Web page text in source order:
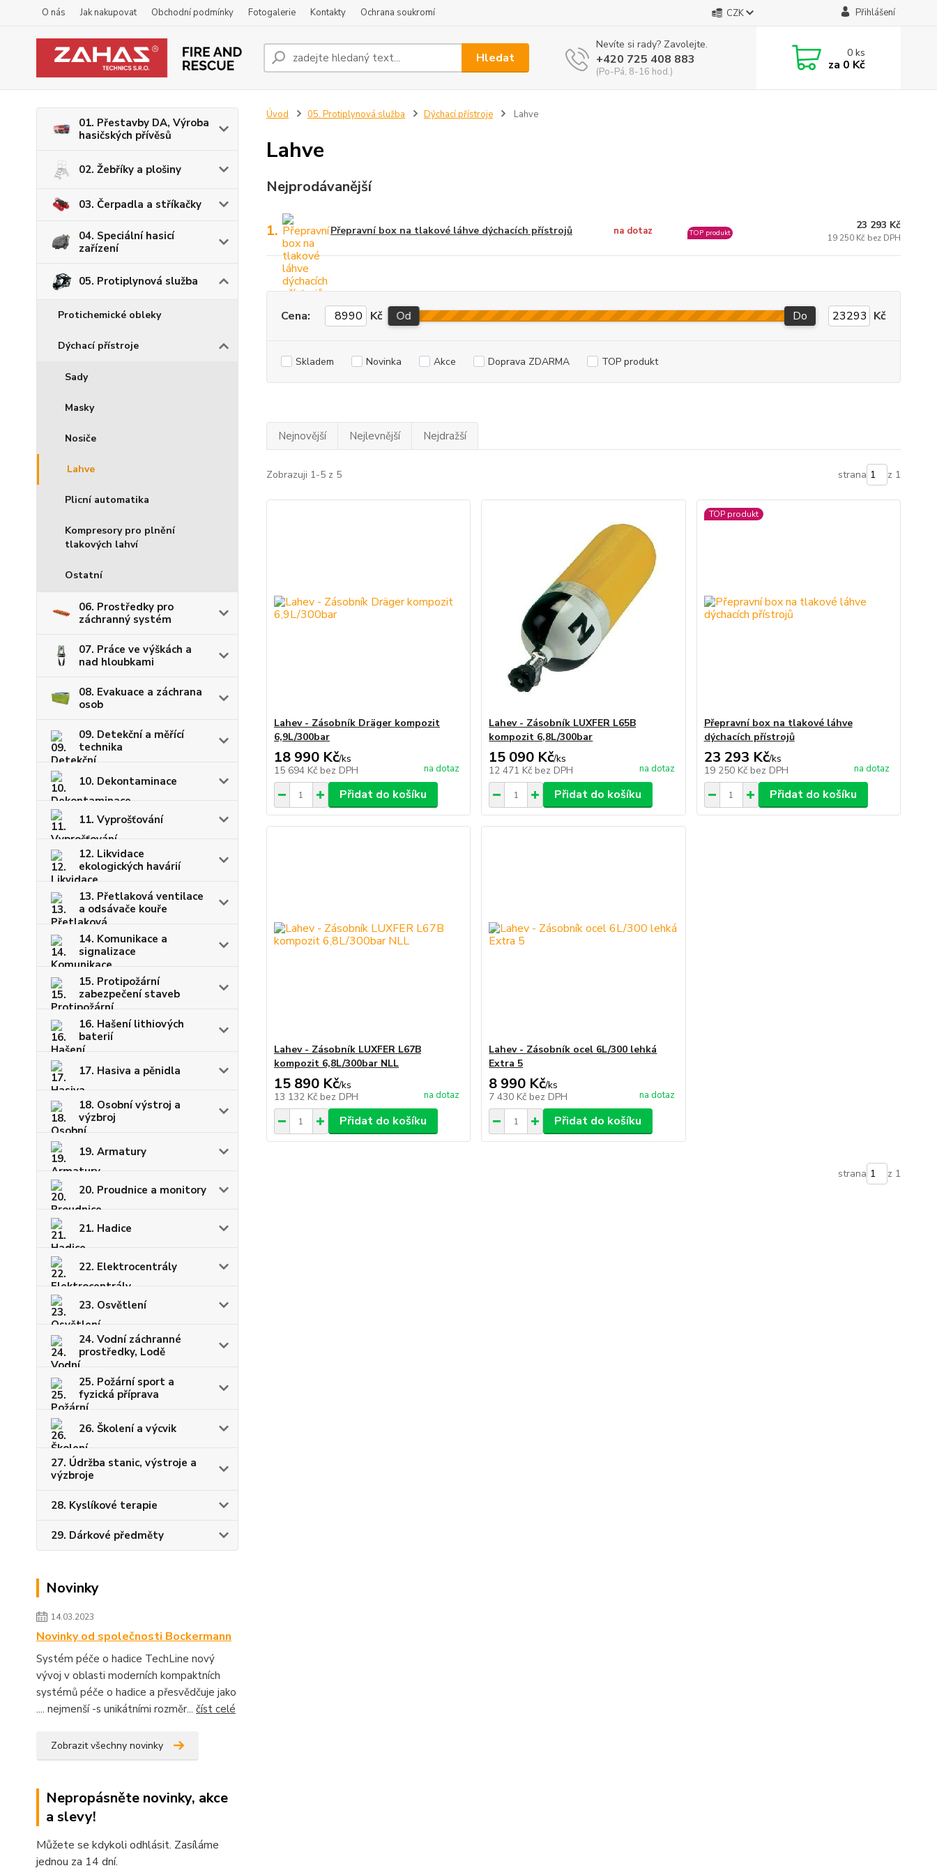
O nás Jak nakupovat Obchodní podmínky Fotogalerie Kontakty Ochrana soukromí CZK Přihlášení
Hledat
Nevíte si rady? Zavolejte.
+420 725 408 883
(Po-Pá, 8-16 hod.)
0ks
za 0 Kč
01. Přestavby DA, Výroba
hasičských přívěsů
02. Žebříky a plošiny
03. Čerpadla a stříkačky
04. Speciální hasicí
zařízení
05. Protiplynová služba
Protichemické obleky
Dýchací přístroje
Sady
Masky
Nosiče
Lahve
Plicní automatika
Kompresory pro plnění
tlakových lahví
Ostatní
06. Prostředky pro
záchranný systém
07. Práce ve výškách a
nad hloubkami
08. Evakuace a záchrana
osob
09. Detekční a měřící
technika
10. Dekontaminace
11. Vyprošťování
12. Likvidace
ekologických havárií
13. Přetlaková ventilace
a odsávače kouře
14. Komunikace a
signalizace
15. Protipožární
zabezpečení staveb
16. Hašení lithiových
baterií
17. Hasiva a pěnidla
18. Osobní výstroj a
výzbroj
19. Armatury
20. Proudnice a monitory
21. Hadice
22. Elektrocentrály
23. Osvětlení
24. Vodní záchranné
prostředky, Lodě
25. Požární sport a
fyzická příprava
26. Školení a výcvik
27. Údržba stanic, výstroje a
výzbroje
28. Kyslíkové terapie
29. Dárkové předměty
Novinky
14.03.2023
Novinky od společnosti Bockermann
Systém péče o hadice TechLine nový
vývoj v oblasti moderních kompaktních
systémů péče o hadice a přesvědčuje jako
.... nejmenší -s unikátními rozměr... číst celé
Zobrazit všechny novinky
Nepropásněte novinky, akce
a slevy!
Můžete se kdykoli odhlásit. Zasíláme
jednou za 14 dní.
Úvod 05. Protiplynová služba Dýchací přístroje Lahve
Lahve
Nejprodávanější
1. Přepravní box na tlakové láhve dýchacích přístrojů na dotaz TOP produkt
23 293 Kč
19 250 Kč bez DPH
Cena: Kč Od Do Kč
Skladem Novinka Akce Doprava ZDARMA TOP produkt
Nejnovější Nejlevnější Nejdražší
Zobrazuji 1-5 z 5 strana z 1
Lahev - Zásobník Dräger kompozit
6,9L/300bar
18 990 Kč/ks
15 694 Kč bez DPH na dotaz
Přidat do košíku
Lahev - Zásobník LUXFER L65B
kompozit 6,8L/300bar
15 090 Kč/ks
12 471 Kč bez DPH na dotaz
Přidat do košíku
TOP produkt
Přepravní box na tlakové láhve
dýchacích přístrojů
23 293 Kč/ks
19 250 Kč bez DPH na dotaz
Přidat do košíku
Lahev - Zásobník LUXFER L67B
kompozit 6,8L/300bar NLL
15 890 Kč/ks
13 132 Kč bez DPH na dotaz
Přidat do košíku
Lahev - Zásobník ocel 6L/300 lehká
Extra 5
8 990 Kč/ks
7 430 Kč bez DPH na dotaz
Přidat do košíku
strana z 1